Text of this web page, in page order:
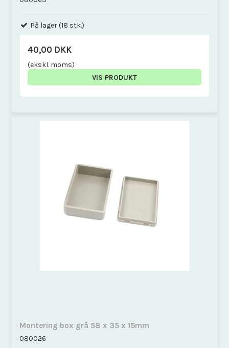
På lager (18 stk.)
40,00 DKK
(ekskl. moms)
VIS PRODUKT
Montering box grå 58 x 35 x 15mm
080026